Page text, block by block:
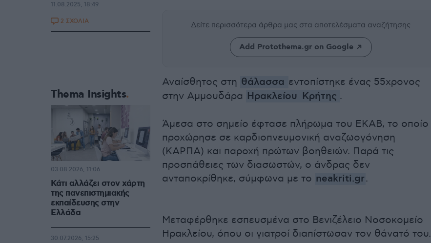
Δείτε περισσότερα άρθρα μας στα αποτελέσματα αναζήτησης
Add Protothema.gr on Google
Αναίσθητος στη θάλασσα εντοπίστηκε ένας 55χρονος
στην Αμμουδάρα Ηρακλείου Κρήτης .
Άμεσα στο σημείο έφτασε πλήρωμα του ΕΚΑΒ, το οποίο
προχώρησε σε καρδιοπνευμονική αναζωογόνηση
(ΚΑΡΠΑ) και παροχή πρώτων βοηθειών. Παρά τις
προσπάθειες των διασωστών, ο άνδρας δεν
ανταποκρίθηκε, σύμφωνα με το neakriti.gr.
Μεταφέρθηκε εσπευσμένα στο Βενιζέλειο Νοσοκομείο
Ηρακλείου, όπου οι γιατροί διαπίστωσαν τον θάνατό του.
11.08.2025, 18:49
2 ΣΧΟΛΙΑ
Thema Insights
Κάτι αλλάζει στον χάρτη
της πανεπιστημιακής
εκπαίδευσης στην
Ελλάδα
03.08.2026, 11:06
30.07.2026, 15:25